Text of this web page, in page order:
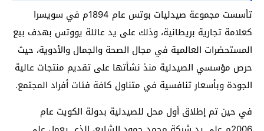
تأسست مجموعة صيدليات بوتس عام 1894م في سويسرا
كعلامة تجارية بريطانية، وذلك على يد عائلة يووتس بهدف بيع
المستحضرات العالمية في مجال الصحة والجمال والأدوية، حيث
حرص مؤسسي الصيدلية منذ نشأتها على تقديم منتجات عالية
الجودة وبأسعار تنافسية في متناول كافة فئات أفراد المجتمع.
في حين تم إطلاق أول محل للصيدلية بدولة الكويت عام